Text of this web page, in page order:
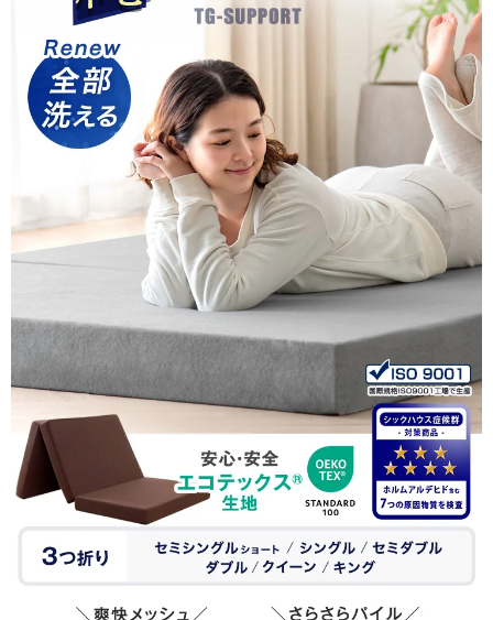
tansu-gen869381
せんべい布団の底付き感に悩んでいましたが、こちらはしっか
り厚みがあって、朝起きたときの体の痛さが全くなくなりまし
た！
このクオリティでお値段がお手頃なのも本当に嬉しいポイント
なにより汚れても洗濯できるのが安心。
そして一番のお気に入りは、しっかり自立してくれるところで
す！毎日パッと立てて干せるので、湿気対策やお手入れがとて
もラクになりました。大満足の買い物です。
>>タンスのゲンが返信しました
この度はタンスのゲンをご利用いただき、誠にありがとう
ございます。
マットレスの使用感や三つ折りの扱いやすさにご満足いた
だけ、うれしく思います。
こちらの商品で快適にお休みいただけますと幸いです。
機会がございましたら、ぜひまた当店をご利用くださいま
せ。